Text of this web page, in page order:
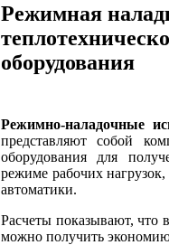
Режимная
оборудования
Режимно-наладочные
представляют собой
оборудования для
режиме рабочих нагрузок,
автоматики.
Расчеты показывают, что
можно получить